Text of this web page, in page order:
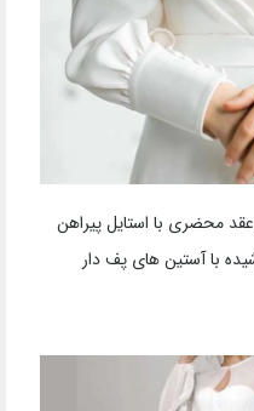
محضری با استایل پیراهن
با آستین های پف دار